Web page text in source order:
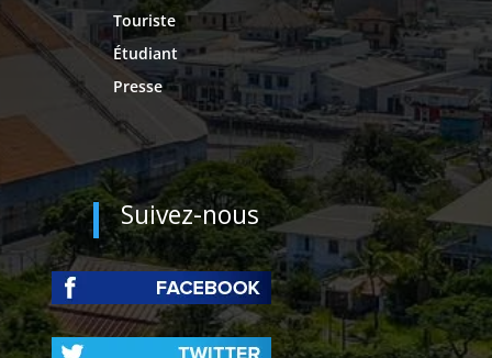
Touriste
Étudiant
Presse
Suivez-nous